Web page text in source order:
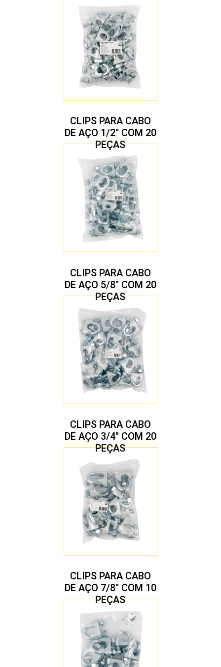
CLIPS PARA CABO
DE AÇO 1/2″ COM 20
PEÇAS
CLIPS PARA CABO
DE AÇO 5/8″ COM 20
PEÇAS
CLIPS PARA CABO
DE AÇO 3/4″ COM 20
PEÇAS
CLIPS PARA CABO
DE AÇO 7/8″ COM 10
PEÇAS